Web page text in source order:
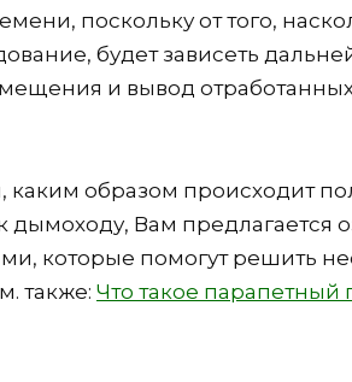
поскольку от того,
будет зависеть
и вывод отработанных
каким образом происходит
дымоходу, Вам предлагается
которые помогут решить
также: Что такое парапетный